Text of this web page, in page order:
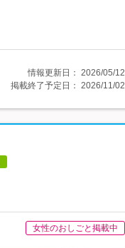
情報更新日： 2026/05/12
掲載終了予定日： 2026/11/02
女性のおしごと掲載中